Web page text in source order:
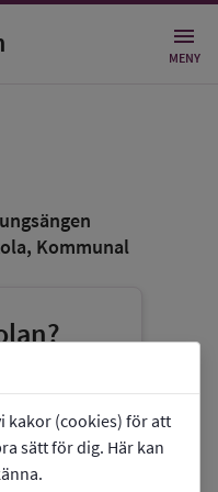
kakor (cookies) för att
sätt för dig. Här kan
MENY
, Kommunal
bro.se